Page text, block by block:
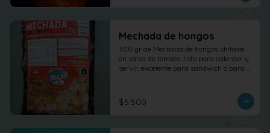
Mechada de hongos
300 gr de Mechada de hongos shitake
en salsa de tomate, listo para calentar y
servir, excelente para sandwich o para
$5.500